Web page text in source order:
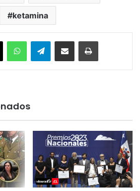
ketamina
X WhatsAppTelegramEnviar vía email Imprimir